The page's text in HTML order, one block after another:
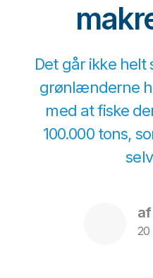
Det går ikke helt
grønlænderne
med at fiske
100.000 tons,
af
20